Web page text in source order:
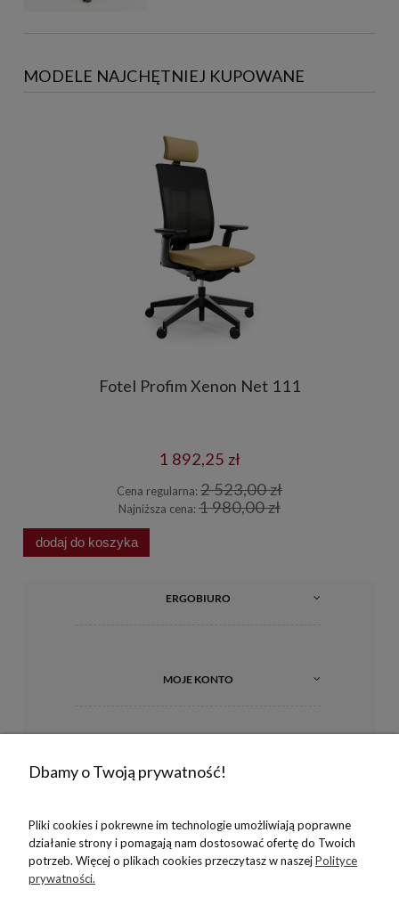
MODELE NAJCHĘTNIEJ KUPOWANE
Fotel Profim Xenon Net 111
1 892,25 zł
Cena regularna: 2 523,00 zł
Najniższa cena: 1 980,00 zł
dodaj do koszyka
ERGOBIURO
MOJE KONTO
O NAS
Dbamy o Twoją prywatność!
Pliki cookies i pokrewne im technologie umożliwiają poprawne
działanie strony i pomagają nam dostosować ofertę do Twoich
potrzeb. Więcej o plikach cookies przeczytasz w naszejPolityce
prywatności.